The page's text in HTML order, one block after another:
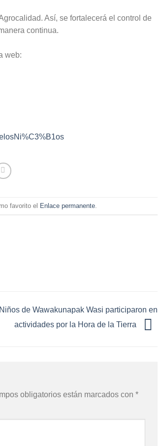
Así, se fortalecerá el control de
continua.
web:
favorito el Enlace permanente
Niños de Wawakunapak Wasi participaron en
actividades por la Hora de la Tierra
obligatorios están marcados con *